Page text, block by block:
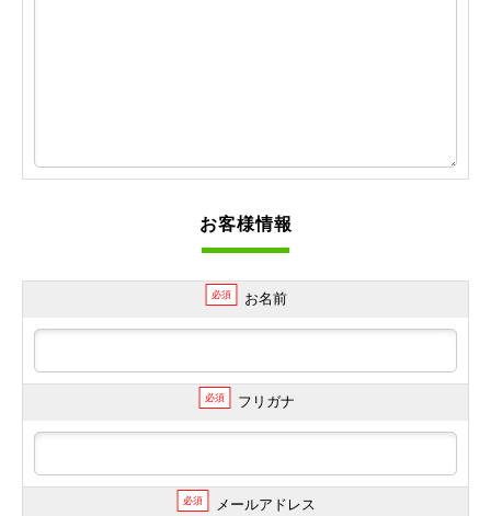
お客様情報
必須 お名前
必須 フリガナ
必須 メールアドレス